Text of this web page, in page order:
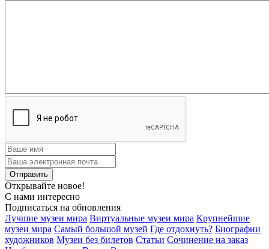
Открывайте новое!
С нами интересно
Подписаться на обновления
Лучшие музеи мира Виртуальные музеи мира Крупнейшие
музеи мира Самый большой музей Где отдохнуть? Биографии
художников Музеи без билетов Статьи Сочинение на заказ